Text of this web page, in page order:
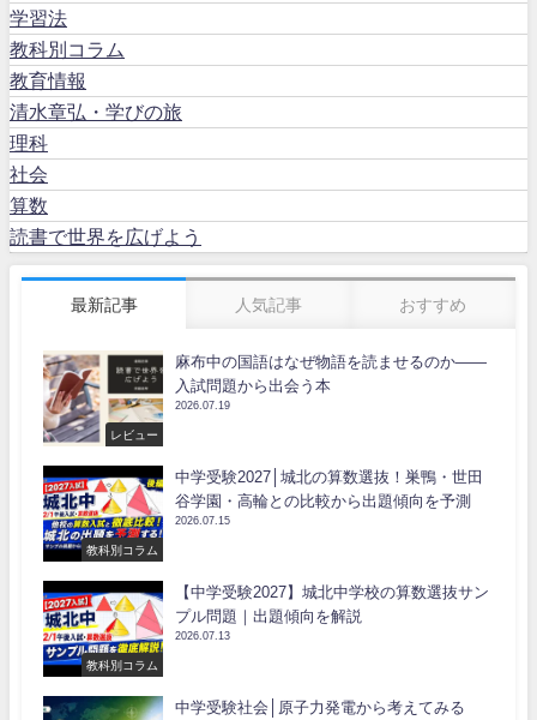
学習法
教科別コラム
教育情報
清水章弘・学びの旅
理科
社会
算数
読書で世界を広げよう
最新記事 人気記事 おすすめ
レビュー
麻布中の国語はなぜ物語を読ませるのか――
入試問題から出会う本
2026.07.19
教科別コラム
中学受験2027│城北の算数選抜！巣鴨・世田
谷学園・高輪との比較から出題傾向を予測
2026.07.15
教科別コラム
【中学受験2027】城北中学校の算数選抜サン
プル問題｜出題傾向を解説
2026.07.13
中学受験社会│原子力発電から考えてみる